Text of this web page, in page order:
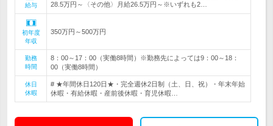
給与
28.5万円～〈その他〉月給26.5万円～※いずれも2…
初年度
年収
350万円～500万円
勤務
時間
8：00～17：00（実働8時間）※勤務先によっては9：00～18：
00（実働8時間）
休日
休暇
# ★年間休日120日★・完全週休2日制（土、日、祝）・年末年始
休暇・有給休暇・産前後休暇・育児休暇…